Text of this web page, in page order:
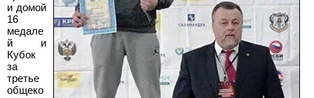
и домой
16
медале
й и
Кубок
за
третье
общеко